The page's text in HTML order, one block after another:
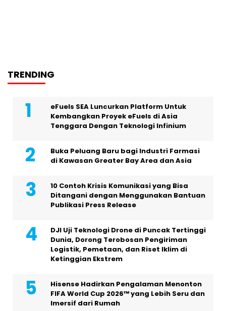
TRENDING
eFuels SEA Luncurkan Platform Untuk
Kembangkan Proyek eFuels di Asia
Tenggara Dengan Teknologi Infinium
Buka Peluang Baru bagi Industri Farmasi
di Kawasan Greater Bay Area dan Asia
10 Contoh Krisis Komunikasi yang Bisa
Ditangani dengan Menggunakan Bantuan
Publikasi Press Release
DJI Uji Teknologi Drone di Puncak Tertinggi
Dunia, Dorong Terobosan Pengiriman
Logistik, Pemetaan, dan Riset Iklim di
Ketinggian Ekstrem
Hisense Hadirkan Pengalaman Menonton
FIFA World Cup 2026™ yang Lebih Seru dan
Imersif dari Rumah